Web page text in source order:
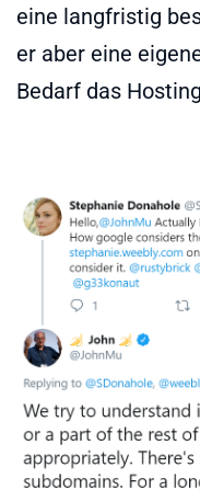
eine langfristig
er aber eine
Bedarf das